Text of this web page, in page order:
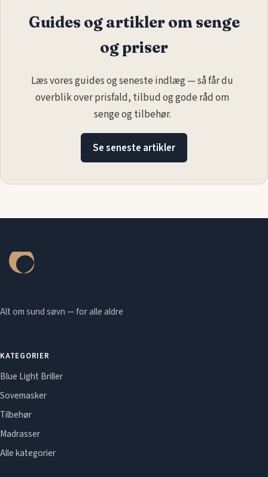
Guides og artikler om senge
og priser
Læs vores guides og seneste indlæg — så får du
overblik over prisfald, tilbud og gode råd om
senge og tilbehør.
Se seneste artikler
Alt om sund søvn — for alle aldre
KATEGORIER
Blue Light Briller
Sovemasker
Tilbehør
Madrasser
Alle kategorier